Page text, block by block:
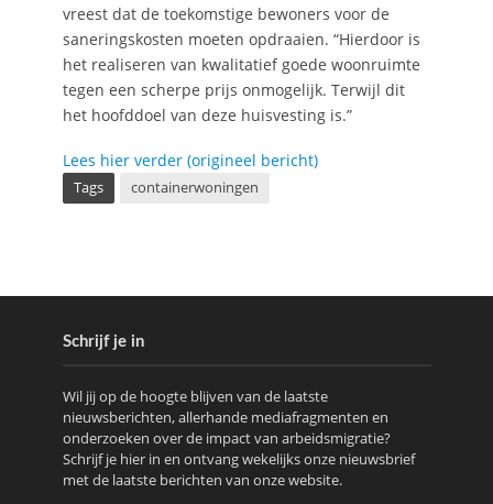
vreest dat de toekomstige bewoners voor de
saneringskosten moeten opdraaien. “Hierdoor is
het realiseren van kwalitatief goede woonruimte
tegen een scherpe prijs onmogelijk. Terwijl dit
het hoofddoel van deze huisvesting is.”
Lees hier verder (origineel bericht)
Tags containerwoningen
Schrijf je in
Wil jij op de hoogte blijven van de laatste
nieuwsberichten, allerhande mediafragmenten en
onderzoeken over de impact van arbeidsmigratie?
Schrijf je hier in en ontvang wekelijks onze nieuwsbrief
met de laatste berichten van onze website.